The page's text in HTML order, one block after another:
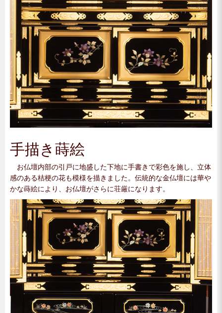
手描き蒔絵
お仏壇内部の引戸に地盛した下地に手書きで彩色を施し、立体
感のある桔梗の花も模様を描きました。伝統的な金仏壇には華や
かな蒔絵により、お仏壇がさらに荘厳になります。